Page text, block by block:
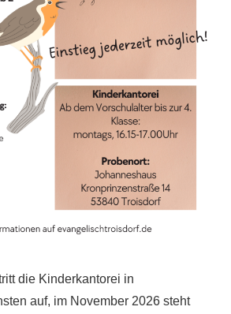
die Kinderkantorei in
auf, im November 2026 steht